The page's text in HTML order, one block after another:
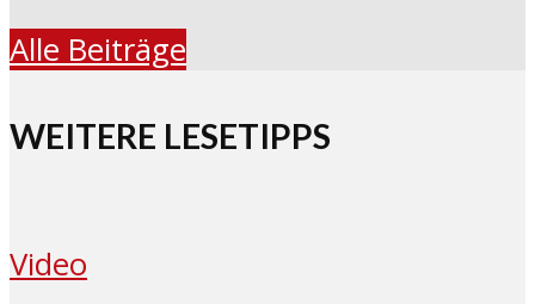
Alle Beiträge
WEITERE LESETIPPS
Video